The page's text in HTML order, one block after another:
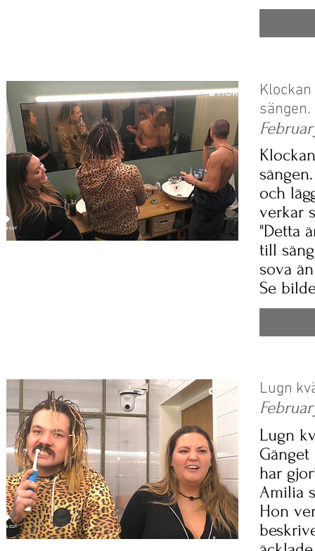
sängen.
och
verkar
"Detta
till
sova
Se
Lugn
Lugn
har
Amilia
Hon